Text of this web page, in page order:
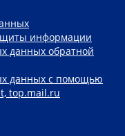
информации
данных обратной
данных с помощью
top.mail.ru